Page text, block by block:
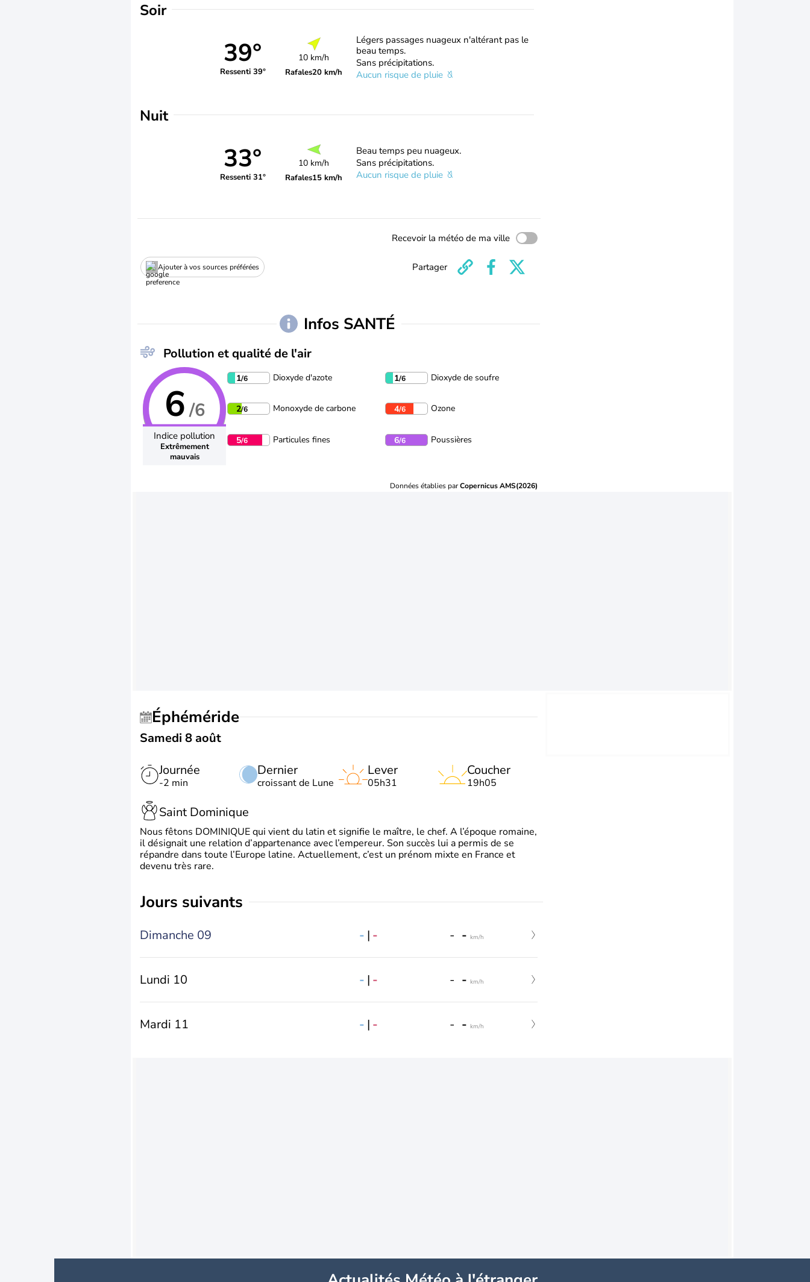
Soir
39°
Ressenti 39°
10 km/h
Rafales20 km/h
Légers passages nuageux n'altérant pas le
beau temps.
Sans précipitations.
Aucun risque de pluie
Nuit
33°
Ressenti 31°
10 km/h
Rafales15 km/h
Beau temps peu nuageux.
Sans précipitations.
Aucun risque de pluie
Recevoir la météo de ma ville
Ajouter à vos sources préférées Partager
Infos SANTÉ
Pollution et qualité de l'air
6/6
Indice pollution
Extrêmement
mauvais
1/6 Dioxyde d'azote 1/6 Dioxyde de soufre
2/6 Monoxyde de carbone 4/6 Ozone
5/6 Particules fines 6/6 Poussières
Données établies parCopernicus AMS(2026)
Éphéméride
Samedi 8 août
Journée
-2 min
Dernier
croissant de Lune
Lever
05h31
Coucher
19h05
Saint Dominique
Nous fêtons DOMINIQUE qui vient du latin et signifie le maître, le chef. A l’époque romaine,
il désignait une relation d’appartenance avec l’empereur. Son succès lui a permis de se
répandre dans toute l’Europe latine. Actuellement, c’est un prénom mixte en France et
devenu très rare.
jours suivants
Dimanche 09 - | - - - km/h
Lundi 10 - | - - - km/h
Mardi 11 - | - - - km/h